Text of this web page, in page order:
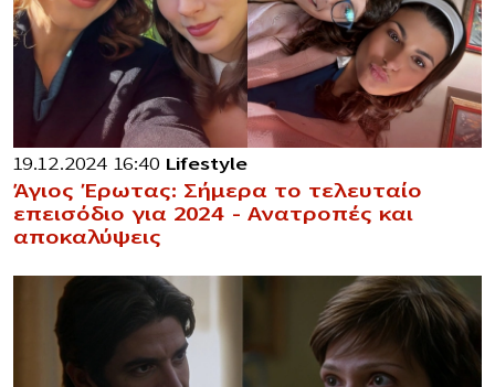
19.12.2024 16:40 Lifestyle
Άγιος Έρωτας: Σήμερα το τελευταίο
επεισόδιο για 2024 – Ανατροπές και
αποκαλύψεις